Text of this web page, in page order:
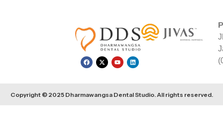
Copyright © 2025 Dharmawangsa Dental Studio. All rights reserved.